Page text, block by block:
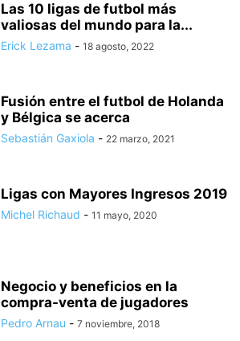
Las 10 ligas de futbol más
valiosas del mundo para la...
Erick Lezama - 18 agosto, 2022
Fusión entre el futbol de Holanda
y Bélgica se acerca
Sebastián Gaxiola - 22 marzo, 2021
Ligas con Mayores Ingresos 2019
Michel Richaud - 11 mayo, 2020
Negocio y beneficios en la
compra-venta de jugadores
Pedro Arnau - 7 noviembre, 2018